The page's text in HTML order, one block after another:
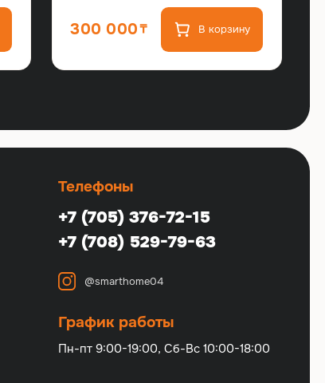
300 000 В корзину
Телефоны
+7 (705) 376-72-15
+7 (708) 529-79-63
@smarthome04
График работы
Пн-пт 9:00-19:00, Сб-Вс 10:00-18:00